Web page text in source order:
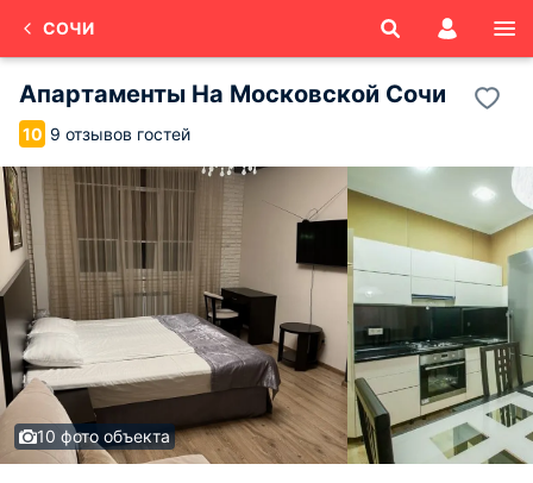
СОЧИ
Апартаменты На Московской Сочи
10 9 отзывов гостей
10 фото объекта